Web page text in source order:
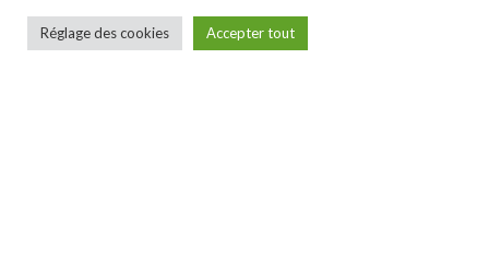
Réglage des cookies Accepter tout